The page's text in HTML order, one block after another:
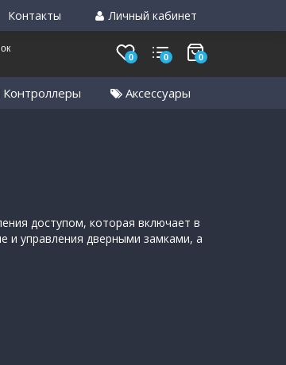
Контакты Личный кабинет
0 0 0
Контроллеры Аксессуары
доступом, которая включает в
и управления дверными замками, а